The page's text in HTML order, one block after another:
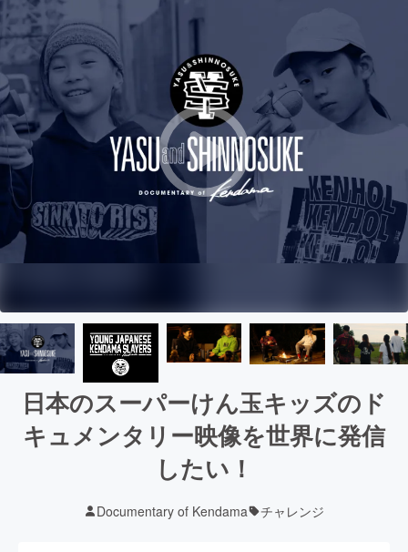
日本のスーパーけん玉キッズのド
キュメンタリー映像を世界に発信
したい！
Documentary of Kendama チャレンジ